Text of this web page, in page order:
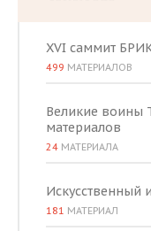
XVI саммит
499 МАТЕРИАЛОВ
Великие воины
материалов
24 МАТЕРИАЛА
Искусственный
181 МАТЕРИАЛ